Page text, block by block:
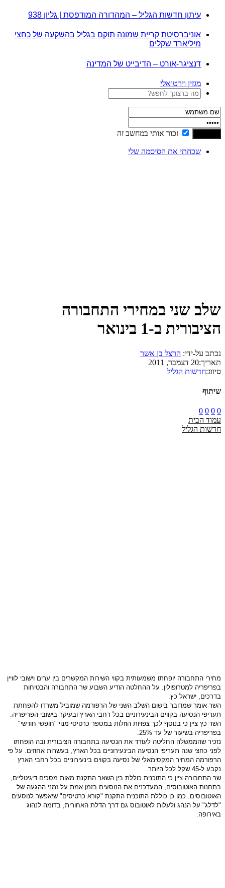
עיתון חדשות הגליל – המהדורה המודפסת | גליון 938
אוניברסיטת קריית שמונה תוקם בגליל בהשקעה של כחצי
מיליארד שקלים
דנציגר-אורט – הדיבייט של המדינה
מגזין וירטואלי
זכור אותי במחשב זה
שכחתי את הסיסמה שלי
שלב שני במחירי התחבורה
הציבורית ב-1 בינואר
נכתב על-ידי: הרצל בן אשר
תאריך:20 דצמבר, 2011
סיווג:חדשות הגליל
שיתוף
0
0
0
0
עמוד הבית
חדשות הגליל
מחירי התחבורה יופחתו משמעותית בקווי השירות המקשרים בין ערים וישובי לוויין
בפריפריה למטרופולין. על ההחלטה הודיע השבוע שר התחבורה והבטיחות
בדרכים, ישראל כץ.
השר אומר שמדובר בישום השלב השני של הרפורמה שמוביל משרדו להפחתת
תעריפי הנסיעה בקווים הבינעירוניים בכל רחבי הארץ ובעיקר בישובי הפריפריה.
השר כץ ציין כי בנוסף לכך צפויות הוזלות במספר כרטיסי מנוי "חופשי חודשי"
בפריפריה בשיעור של עד 25%.
נזכיר שהממשלה החליטה לעודד את הנסיעה בתחבורה הציבורית ובה הופחתו
לפני כחצי שנה תעריפי הנסיעה הבינעירוניים בכל הארץ, בעשרות אחוזים. על פי
הרפורמה המחיר המקסימאלי של נסיעה בקווים בינעירוניים בכל רחבי הארץ
נקבע ל-45 שקל לכל היותר.
שר התחבורה ציין כי התוכנית כוללת בין השאר התקנת מאות מסכים דיגיטליים,
בתחנות האוטובוסים, המעדכנים את הנוסעים בזמן אמת על זמני ההגעה של
האוטובוסים. כמו כן כוללת התוכנית התקנת "קורא כרטיסים" שיאפשר לנוסעים
"לדלג" על הנהג ולעלות לאוטובוס גם דרך הדלת האחורית, בדומה לנהוג
באירופה.